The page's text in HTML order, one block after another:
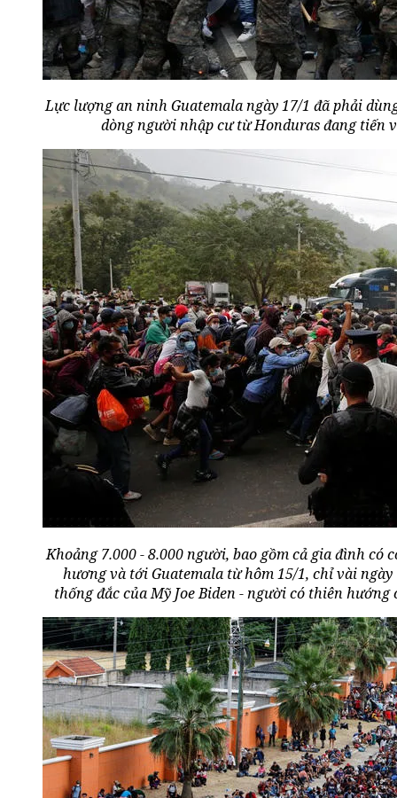
Lực lượng an ninh Guatemala ngày 17/1 đã phải
dòng người nhập cư từ Honduras đang tiến
Khoảng 7.000 - 8.000 người, bao gồm cả gia đình có
hương và tới Guatemala từ hôm 15/1, chỉ vài
thống đắc của Mỹ Joe Biden - người có thiên